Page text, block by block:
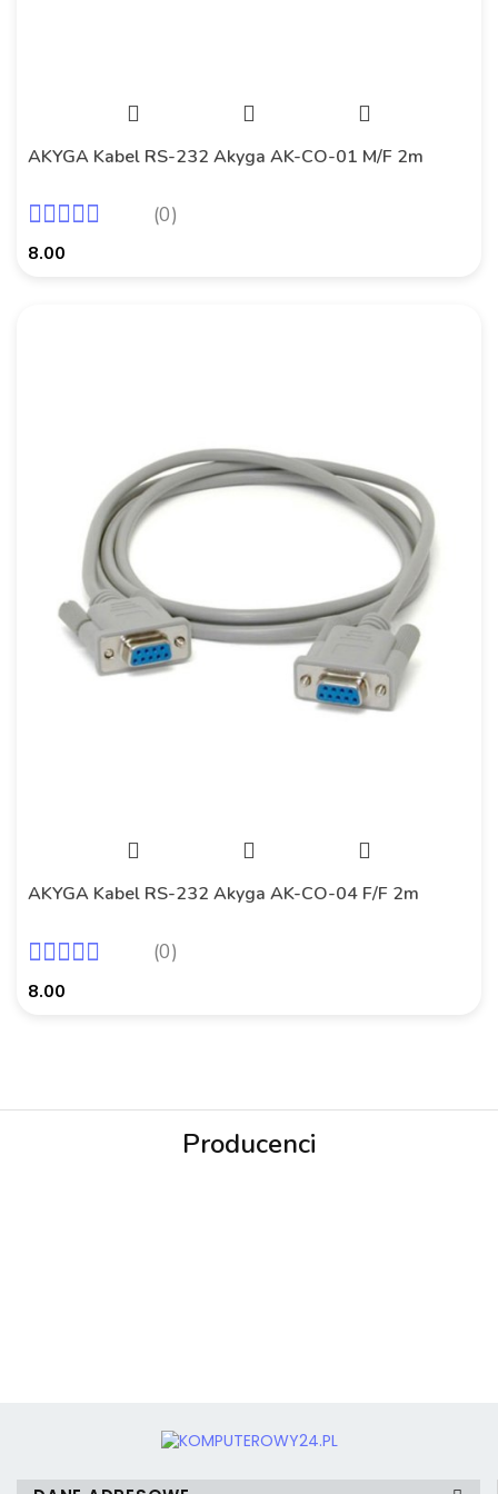
AKYGA Kabel RS-232 Akyga AK-CO-01 M/F 2m
(0)
8.00
AKYGA Kabel RS-232 Akyga AK-CO-04 F/F 2m
(0)
8.00
Producenci
3mk Protection